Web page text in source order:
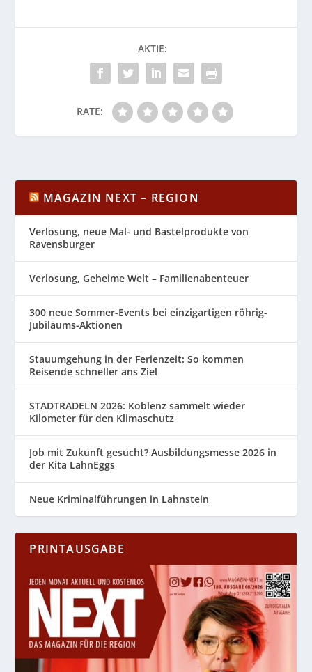
AKTIE:
RATE:
MAGAZIN NEXT – REGION
Verlosung, neue Mal- und Bastelprodukte von
Ravensburger
Verlosung, Geheime Welt – Familienabenteuer
300 neue Sommer-Events bei einzigartigen röhrig-
Jubiläums-Aktionen
Stauumgehung in der Ferienzeit: So kommen
Reisende schneller ans Ziel
STADTRADELN 2026: Koblenz sammelt wieder
Kilometer für den Klimaschutz
Job mit Zukunft gesucht? Ausbildungsmesse 2026 in
der Kita LahnEggs
Neue Kriminalführungen in Lahnstein
PRINTAUSGABE